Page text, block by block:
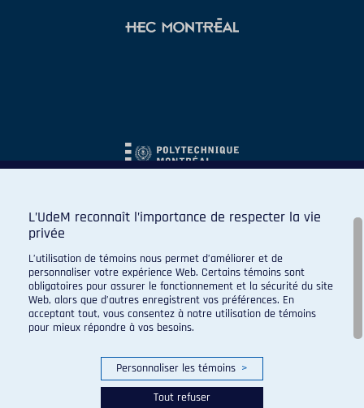
L’UdeM reconnaît l’importance de respecter la vie
privée
L’utilisation de témoins nous permet d’améliorer et de
personnaliser votre expérience Web. Certains témoins sont
obligatoires pour assurer le fonctionnement et la sécurité du site
Web, alors que d’autres enregistrent vos préférences. En
acceptant tout, vous consentez à notre utilisation de témoins
pour mieux répondre à vos besoins.
Personnaliser les témoins >
Tout refuser